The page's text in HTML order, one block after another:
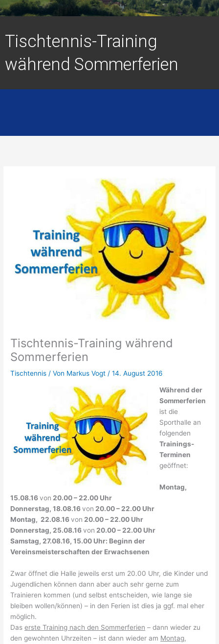
Tischtennis-Training
während Sommerferien
Tischtennis-Training während
Sommerferien
Tischtennis / Von Markus Vogt /14. August 2016
Während der
Sommerferien
ist die
Sporthalle an
folgenden
Trainings-
Terminen
geöffnet:
Montag,
15.08.16von 20.00 – 22.00 Uhr
Donnerstag, 18.08.16von 20.00 – 22.00 Uhr
Montag, 22.08.16von 20.00 – 22.00 Uhr
Donnerstag, 25.08.16von 20.00 – 22.00 Uhr
Samstag, 27.08.16, 15.00 Uhr: Beginn der
Vereinsmeisterschaften der Erwachsenen
Zwar öffnet die Halle jeweils erst um 20.00 Uhr, die Kinder und
Jugendlichen können dann aber auch sehr gerne zum
Trainieren kommen (und selbst entscheiden, wie lange sie
bleiben wollen/können) – in den Ferien ist dies ja ggf. mal eher
möglich.
Daserste Training nach den Sommerferien – dann wieder zu
den gewohnten Uhrzeiten – ist dann wieder am Montag,